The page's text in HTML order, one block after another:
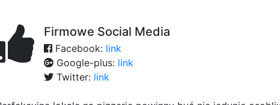
Firmowe Social Media
Facebook: link
Google-plus: link
Twitter: link